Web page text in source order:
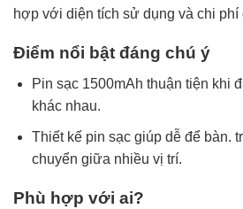
hợp với diện tích sử dụng và chi phí
Điểm nổi bật đáng chú ý
Pin sạc 1500mAh thuận tiện khi
khác nhau.
Thiết kế pin sạc giúp dễ để bàn.
chuyển giữa nhiều vị trí.
Phù hợp với ai?